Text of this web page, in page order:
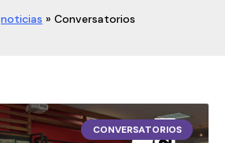
noticias » Conversatorios
CONVERSATORIOS